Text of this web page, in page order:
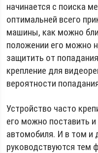
начинается с поиска
оптимальней всего
машины, как можно
положении его можно
защитить от
крепление для
вероятности
Устройство часто
его можно поставить
автомобиля. И в том и
руководствуются тем